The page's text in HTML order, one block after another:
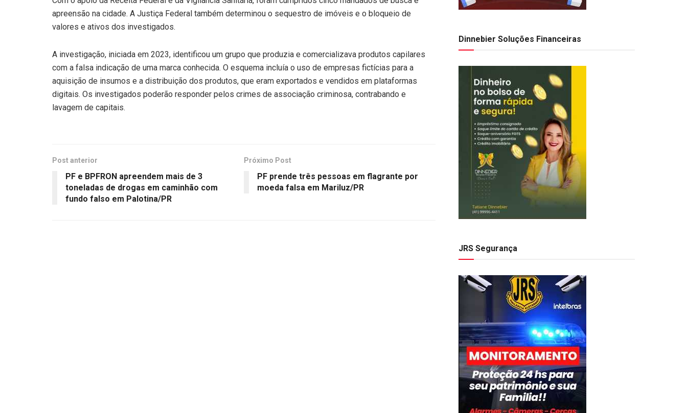
apreensão na cidade. A Justiça Federal também determinou o sequestro de imóveis e o bloqueio de
valores e ativos dos investigados.
A investigação, iniciada em 2023, identificou um grupo que produzia e comercializava produtos capilares
com a falsa indicação de uma marca conhecida. O esquema incluía o uso de empresas fictícias para a
aquisição de insumos e a distribuição dos produtos, que eram exportados e vendidos em plataformas
digitais. Os investigados poderão responder pelos crimes de associação criminosa, contrabando e
lavagem de capitais.
Post anterior
PF e BPFRON apreendem mais de 3
toneladas de drogas em caminhão com
fundo falso em Palotina/PR
Próximo Post
PF prende três pessoas em flagrante por
moeda falsa em Mariluz/PR
Dinnebier Soluções Financeiras
JRS Segurança